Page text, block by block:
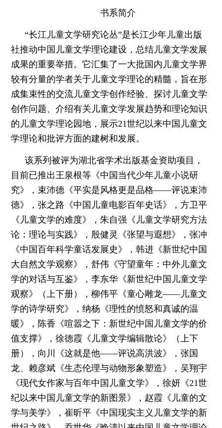
书系简介
“长江儿童文学研究论丛”是长江少年儿童出版
社推动中国儿童文学理论建设，总结儿童文学发展
成果的重要举措。它汇集了一大批国内儿童文学界
较有分量的学者关于儿童文学理论的精髓，旨在形
成集束性的交流儿童文学创作经验、探讨儿童文学
创作问题、介绍有关儿童文学发展趋势和理论知识
的儿童文学理论园地，展示21世纪以来中国儿童文
学理论和批评方面的建树和发展。
该系列被评为湖北省学术出版基金资助项目，
目前已推出王泉根等《中国当代少年儿童小说研
究》，束沛德《平实是风格更是品格——评说束沛
德》，张之路《中国儿童电影百年史话》，方卫平
《儿童文学的难度》，朱自强《儿童文学研究方法
论：理论与实践》，殷健灵《张望与遐想》，张冲
《中国百年科学童话发展史》，韩进《新世纪中国
大自然文学观察》，舒伟《守望童年：中外儿童文
学的对话与互鉴》，李东华《新世纪中国儿童文学
观察》（上下册），柳伟平《童心雕龙——儿童文
学的诗学研究》，纳杨《理性的愤怒和真诚的温
暖》，陈香《喧嚣之下：新世纪中国儿童文学的价
值支撑》，徐德霞《儿童文学编辑散论》（上下
册），向川《这就是他——评说高洪波》，张国
龙、赖彦斌《生态伦理与动物形象塑造》，吴翔宇
《现代女作家与百年中国儿童文学》，徐妍《21世
纪以来中国儿童文学的新图景》，赵霞《儿童的文
学与美学》，崔昕平《中国现实主义儿童文学的新